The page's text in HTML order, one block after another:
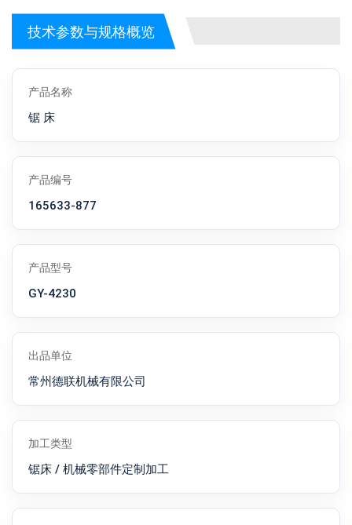
技术参数与规格概览
产品名称
锯 床
产品编号
165633-877
产品型号
GY-4230
出品单位
常州德联机械有限公司
加工类型
锯床 / 机械零部件定制加工